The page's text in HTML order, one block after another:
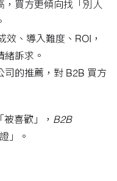
，買方更傾向找「別人
效、導入難度、ROI，
緒訴求。
司的推薦，對 B2B 買方
被喜歡」，B2B
」。